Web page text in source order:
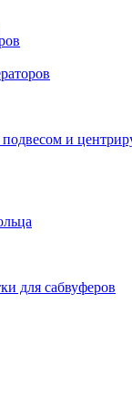
и
для сабвуферов